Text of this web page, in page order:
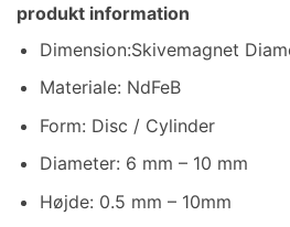
produkt information
Dimension:Skivemagnet
Materiale: NdFeB
Form: Disc / Cylinder
Diameter: 6 mm – 10 mm
Højde: 0.5 mm – 10mm